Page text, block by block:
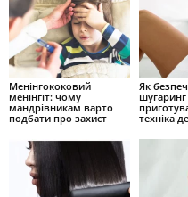
Менінгококовий
менінгіт: чому
мандрівникам варто
подбати про захист
Як
техніка